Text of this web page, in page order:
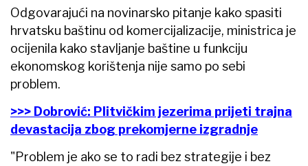
Odgovarajući na novinarsko pitanje kako spasiti
hrvatsku baštinu od komercijalizacije, ministrica je
ocijenila kako stavljanje baštine u funkciju
ekonomskog korištenja nije samo po sebi
problem.
>>> Dobrović: Plitvičkim jezerima prijeti trajna
devastacija zbog prekomjerne izgradnje
"Problem je ako se to radi bez strategije i bez